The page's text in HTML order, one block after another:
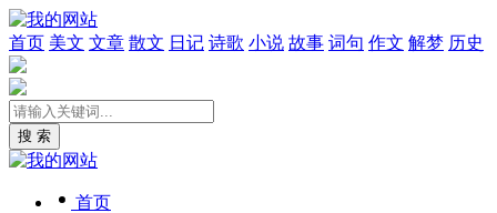
首页 美文 文章 散文 日记 诗歌 小说 故事 词句 作文 解梦 历史
搜 索
首页